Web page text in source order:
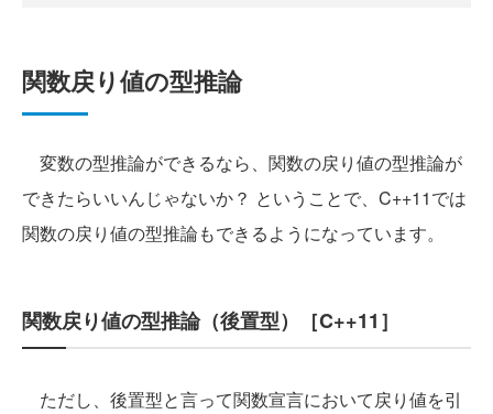
関数戻り値の型推論
変数の型推論ができるなら、関数の戻り値の型推論が
できたらいいんじゃないか？ ということで、C++11では
関数の戻り値の型推論もできるようになっています。
関数戻り値の型推論（後置型）［C++11］
ただし、後置型と言って関数宣言において戻り値を引